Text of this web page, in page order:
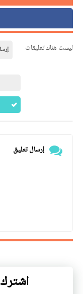
ليست هناك تعليقات
إرسال تعليق